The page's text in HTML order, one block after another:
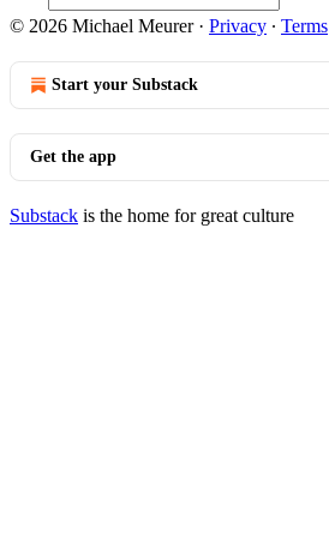
© 2026 Michael Meurer· Privacy ∙ Terms
Start your Substack
Get the app
Substack is the home for great culture